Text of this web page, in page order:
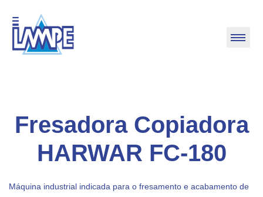
Fresadora Copiadora
HARWAR FC-180
Máquina industrial indicada para o fresamento e acabamento de